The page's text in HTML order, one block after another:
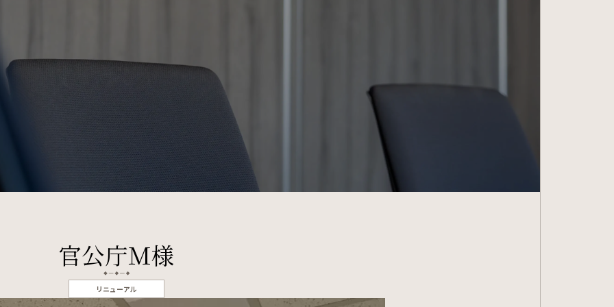
官公庁Ｍ様
リニューアル